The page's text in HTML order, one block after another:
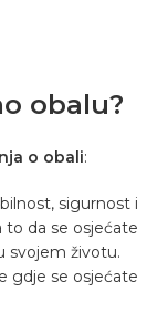
obalu?
o obali:
sigurnost i
to da se osjećate
svojem životu.
gdje se osjećate